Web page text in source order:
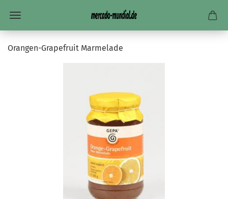
Orangen-Grapefruit Marmelade